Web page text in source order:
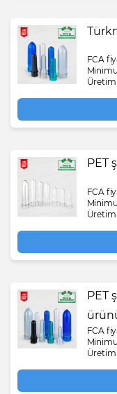
FCA
Üretim
PET
FCA
Üretim
PET
FCA
Üretim